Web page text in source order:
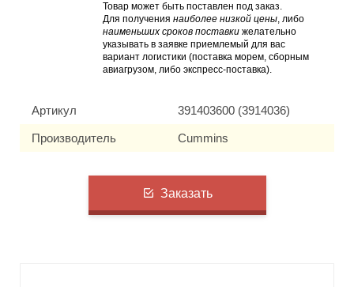
Товар может быть поставлен под заказ.
Для получения наиболее низкой цены, либо
наименьших сроков поставки желательно
указывать в заявке приемлемый для вас
вариант логистики (поставка морем, сборным
авиагрузом, либо экспресс-поставка).
Артикул 391403600 (3914036)
Производитель Cummins
Заказать